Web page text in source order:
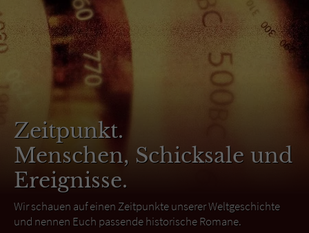
Zeitpunkt.
Menschen, Schicksale und
Ereignisse.
Wir schauen auf einen Zeitpunkte unserer Weltgeschichte
und nennen Euch passende historische Romane.